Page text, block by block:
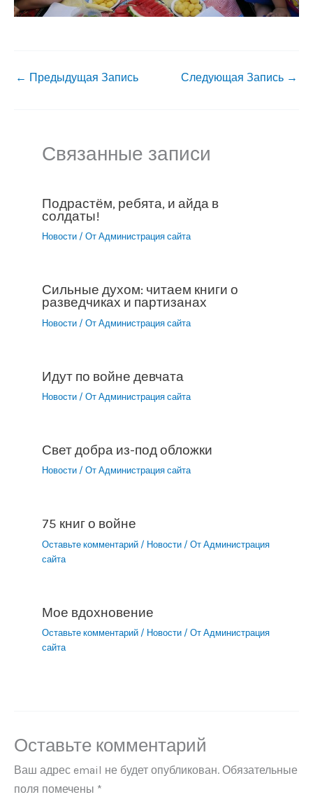
← Предыдущая Запись Следующая Запись →
Связанные записи
Подрастём, ребята, и айда в
солдаты!
Новости / От Администрация сайта
Сильные духом: читаем книги о
разведчиках и партизанах
Новости / От Администрация сайта
Идут по войне девчата
Новости / От Администрация сайта
Свет добра из-под обложки
Новости / От Администрация сайта
75 книг о войне
Оставьте комментарий / Новости / От Администрация
сайта
Мое вдохновение
Оставьте комментарий / Новости / От Администрация
сайта
Оставьте комментарий
Ваш адрес email не будет опубликован. Обязательные
поля помечены *